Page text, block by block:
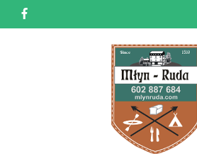
Skip
to